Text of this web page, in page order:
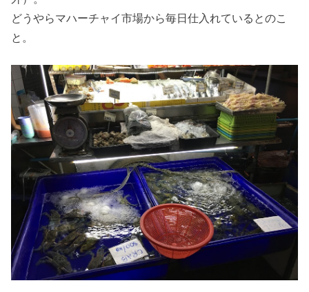
どうやらマハーチャイ市場から毎日仕入れているとのこ
と。